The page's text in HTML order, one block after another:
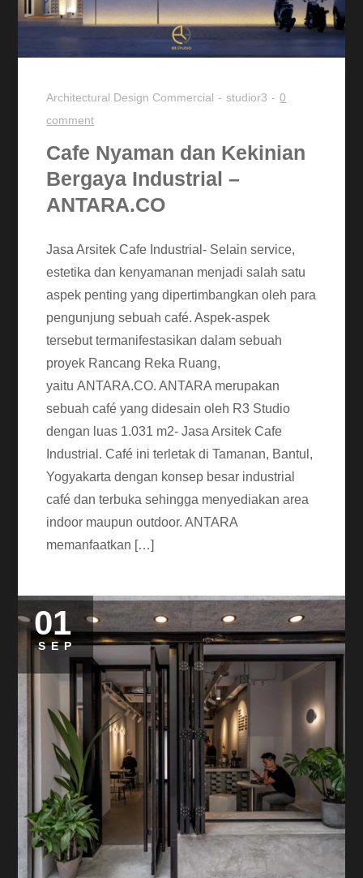
Architectural Design Commercial studior3
0
comment
Cafe Nyaman dan Kekinian
Bergaya Industrial –
ANTARA.CO
Jasa Arsitek Cafe Industrial- Selain service,
estetika dan kenyamanan menjadi salah satu
aspek penting yang dipertimbangkan oleh para
pengunjung sebuah café. Aspek-aspek
tersebut termanifestasikan dalam sebuah
proyek Rancang Reka Ruang,
yaitu ANTARA.CO. ANTARA merupakan
sebuah café yang didesain oleh R3 Studio
dengan luas 1.031 m2- Jasa Arsitek Cafe
Industrial. Café ini terletak di Tamanan, Bantul,
Yogyakarta dengan konsep besar industrial
café dan terbuka sehingga menyediakan area
indoor maupun outdoor. ANTARA
memanfaatkan […]
01
SEP